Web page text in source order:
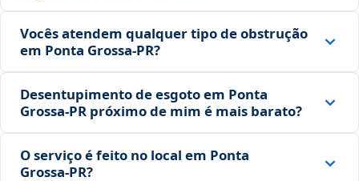
Vocês atendem qualquer tipo de obstrução
em Ponta Grossa‑PR?
Desentupimento de esgoto em Ponta
Grossa‑PR próximo de mim é mais barato?
O serviço é feito no local em Ponta
Grossa‑PR?